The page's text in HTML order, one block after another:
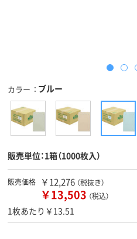
カラー ブルー
販売単位：1箱（1000枚入）
販売価格 ￥12,276 （税抜き）
￥13,503 （税込）
1枚あたり￥13.51